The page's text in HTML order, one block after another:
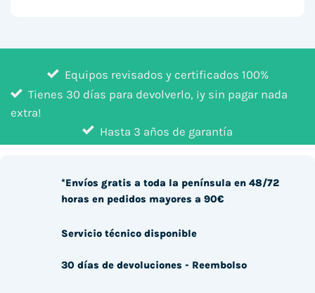
Equipos revisados y certificados 100%
Tienes 30 días para devolverlo, ¡y sin pagar nada
extra!
Hasta 3 años de garantía
*Envíos gratis a toda la península en 48/72
horas en pedidos mayores a 90€
Servicio técnico disponible
30 días de devoluciones - Reembolso